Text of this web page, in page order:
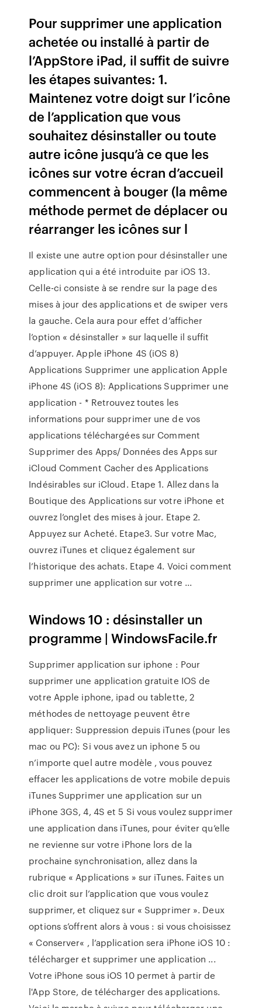
Pour supprimer une application
achetée ou installé à partir de
l’AppStore iPad, il suffit de suivre
les étapes suivantes: 1.
Maintenez votre doigt sur l’icône
de l’application que vous
souhaitez désinstaller ou toute
autre icône jusqu’à ce que les
icônes sur votre écran d’accueil
commencent à bouger (la même
méthode permet de déplacer ou
réarranger les icônes sur l
Il existe une autre option pour désinstaller une
application qui a été introduite par iOS 13.
Celle-ci consiste à se rendre sur la page des
mises à jour des applications et de swiper vers
la gauche. Cela aura pour effet d’afficher
l’option « désinstaller » sur laquelle il suffit
d’appuyer. Apple iPhone 4S (iOS 8)
Applications Supprimer une application Apple
iPhone 4S (iOS 8): Applications Supprimer une
application - * Retrouvez toutes les
informations pour supprimer une de vos
applications téléchargées sur Comment
Supprimer des Apps/ Données des Apps sur
iCloud Comment Cacher des Applications
Indésirables sur iCloud. Etape 1. Allez dans la
Boutique des Applications sur votre iPhone et
ouvrez l’onglet des mises à jour. Etape 2.
Appuyez sur Acheté. Etape3. Sur votre Mac,
ouvrez iTunes et cliquez également sur
l’historique des achats. Etape 4. Voici comment
supprimer une application sur votre ...
Windows 10 : désinstaller un
programme | WindowsFacile.fr
Supprimer application sur iphone : Pour
supprimer une application gratuite IOS de
votre Apple iphone, ipad ou tablette, 2
méthodes de nettoyage peuvent être
appliquer: Suppression depuis iTunes (pour les
mac ou PC): Si vous avez un iphone 5 ou
n’importe quel autre modèle , vous pouvez
effacer les applications de votre mobile depuis
iTunes Supprimer une application sur un
iPhone 3GS, 4, 4S et 5 Si vous voulez supprimer
une application dans iTunes, pour éviter qu’elle
ne revienne sur votre iPhone lors de la
prochaine synchronisation, allez dans la
rubrique « Applications » sur iTunes. Faites un
clic droit sur l’application que vous voulez
supprimer, et cliquez sur « Supprimer ». Deux
options s’offrent alors à vous : si vous choisissez
« Conserver« , l’application sera iPhone iOS 10 :
télécharger et supprimer une application ...
Votre iPhone sous iOS 10 permet à partir de
l'App Store, de télécharger des applications.